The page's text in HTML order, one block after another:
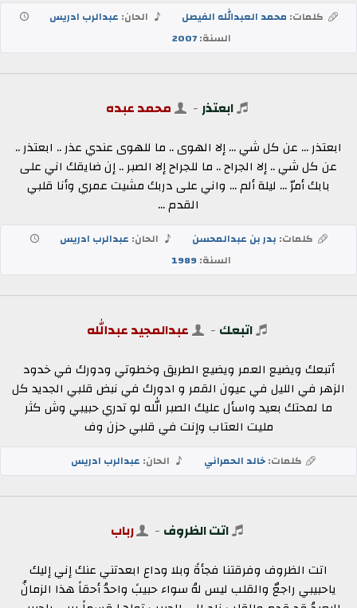
كلمات: محمد العبدالله الفيصل الحان: عبدالرب ادريس
السنة:2007
ابعتذر- محمد عبده
ابعتذر ... عن كل شي ... إلا الهوى .. ما للهوى عندي عذر .. ابعتذر ..
عن كل شي .. إلا الجراح .. ما للجراح إلا الصبر .. إن ضايقك اني على
بابك أمرّ ... ليلة ألم ... واني على دربك مشيت عمري وأنا قلبي
القدم ...
كلمات: بدر بن عبدالمحسن الحان: عبدالرب ادريس
السنة:1989
اتبعك - عبدالمجيد عبدالله
أتبعك ويضيع العمر ويضيع الطريق وخطوتي ودورك في خدود
الزهر في الليل في عيون القمر و ادورك في نبض قلبي الجديد كل
ما لمحتك بعيد واسأل عليك الصبر الله لو تدري حبيبي وش كثر
مليت العتاب وإنت في قلبي حزن وف
كلمات:خالد الحمراني الحان: عبدالرب ادريس
اتت الظروف - رباب
اتت الظروف وفرقتنا فجأةً وبلا وداع ابعدتني عنك إني إليك
ياحبيبي راجعٌ والقلب ليس لهُ سواء حبيبً واحدُ أحقاً هذا الزمانُ